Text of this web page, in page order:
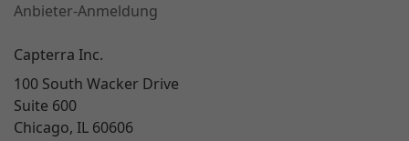
Anbieter-Anmeldung
Capterra Inc.
100 South Wacker Drive
Suite 600
Chicago, IL 60606